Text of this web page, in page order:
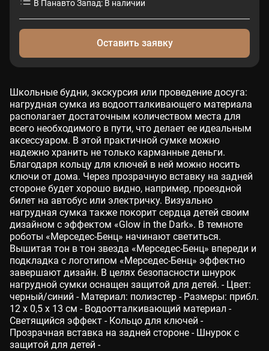
В Панавто Запад: В наличии
Оставить заявку
Школьные будни, экскурсия или проведение досуга:
нагрудная сумка из водоотталкивающего материала
располагает достаточным количеством места для
всего необходимого в пути, что делает ее идеальным
аксессуаром. В этой практичной сумке можно
надежно хранить не только карманные деньги.
Благодаря кольцу для ключей в ней можно носить
ключи от дома. Через прозрачную вставку на задней
стороне будет хорошо видно, например, проездной
билет на автобус или электричку. Визуально
нагрудная сумка также покорит сердца детей своим
дизайном с эффектом «Glow in the Dark». В темноте
роботы «Мерседес-Бенц» начинают светиться.
Вышитая тон в тон звезда «Мерседес-Бенц» впереди и
подкладка с логотипом «Мерседес-Бенц» эффектно
завершают дизайн. В целях безопасности шнурок
нагрудной сумки оснащен защитой для детей. - Цвет:
черный/синий - Материал: полиэстер - Размеры: прибл.
12 x 0,5 x 13 см - Водоотталкивающий материал -
Светящийся эффект - Кольцо для ключей -
Прозрачная вставка на задней стороне - Шнурок с
защитой для детей -